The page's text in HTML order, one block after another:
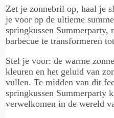
Zet je zonnebril op, haal je
je voor op de ultieme
springkussen
barbecue te transformeren
Stel je voor: de warme
kleuren en het geluid van
vullen. Te midden van dit
springkussen Summerparty
verwelkomen in de wereld